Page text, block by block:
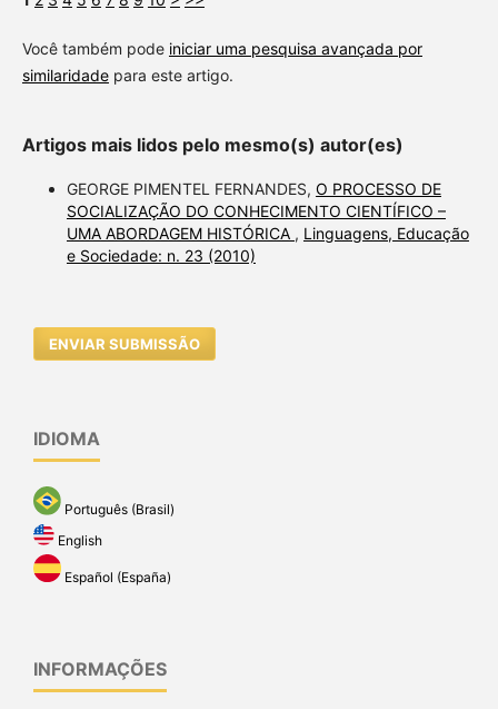
Você também pode iniciar uma pesquisa avançada por
similaridadepara este artigo.
Artigos mais lidos pelo mesmo(s) autor(es)
GEORGE PIMENTEL FERNANDES, O PROCESSO DE
SOCIALIZAÇÃO DO CONHECIMENTO CIENTÍFICO –
UMA ABORDAGEM HISTÓRICA , Linguagens, Educação
e Sociedade: n. 23 (2010)
ENVIAR SUBMISSÃO
IDIOMA
Português (Brasil)
English
Español (España)
INFORMAÇÕES